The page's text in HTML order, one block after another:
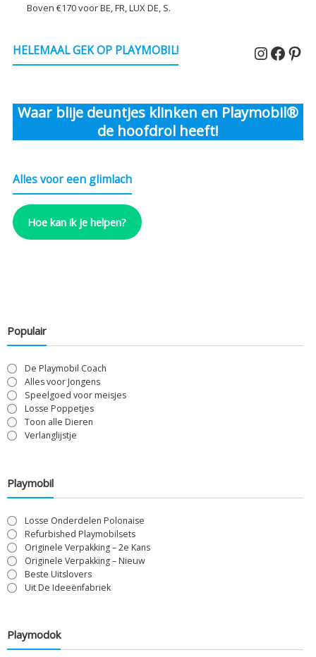
Boven €170 voor BE, FR, LUX DE, S.
HELEMAAL GEK OP PLAYMOBIL!
Waar blije deuntjes klinken en Playmobil®
de hoofdrol heeft!
Alles voor een glimlach
Hoe kan ik je helpen?
Populair
De Playmobil Coach
Alles voor Jongens
Speelgoed voor meisjes
Losse Poppetjes
Toon alle Dieren
Verlanglijstje
Playmobil
Losse Onderdelen Polonaise
Refurbished Playmobilsets
Originele Verpakking – 2e Kans
Originele Verpakking – Nieuw
Beste Uitslovers
Uit De Ideeënfabriek
Playmodok